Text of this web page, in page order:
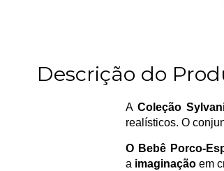
Descrição do
AColeção
realísticos. O
O Bebê Porco-
a imaginação em